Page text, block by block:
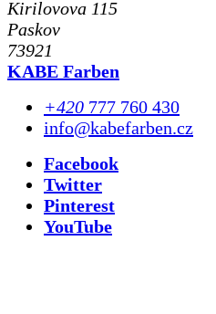
Kirilovova 115
Paskov
73921
KABE Farben
+420 777 760 430
info@kabefarben.cz
Facebook
Twitter
Pinterest
YouTube